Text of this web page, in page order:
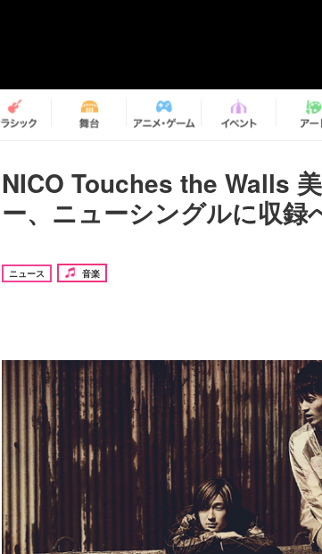
NICO Touches the Walls
ー、ニューシングルに収録
ニュース 音楽